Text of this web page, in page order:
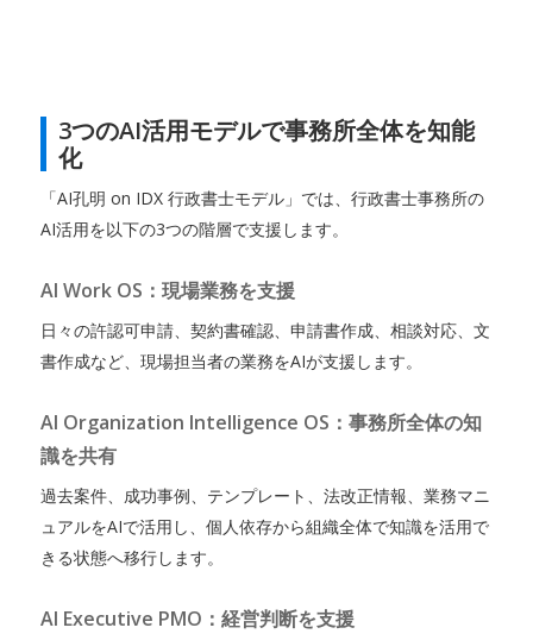
3つのAI活用モデルで事務所全体を知能
化
「AI孔明 on IDX 行政書士モデル」では、行政書士事務所の
AI活用を以下の3つの階層で支援します。
AI Work OS：現場業務を支援
日々の許認可申請、契約書確認、申請書作成、相談対応、文
書作成など、現場担当者の業務をAIが支援します。
AI Organization Intelligence OS：事務所全体の知
識を共有
過去案件、成功事例、テンプレート、法改正情報、業務マニ
ュアルをAIで活用し、個人依存から組織全体で知識を活用で
きる状態へ移行します。
AI Executive PMO：経営判断を支援